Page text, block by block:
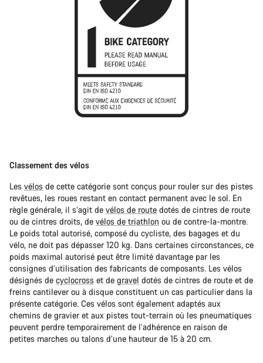
Classement des vélos
Les vélos de cette catégorie sont conçus pour rouler sur des pistes
revêtues, les roues restant en contact permanent avec le sol. En
règle générale, il s’agit de vélos de route dotés de cintres de route
ou de cintres droits, de vélos de triathlon ou de contre-la-montre.
Le poids total autorisé, composé du cycliste, des bagages et du
vélo, ne doit pas dépasser 120 kg. Dans certaines circonstances, ce
poids maximal autorisé peut être limité davantage par les
consignes d’utilisation des fabricants de composants. Les vélos
désignés de cyclocross et de gravel dotés de cintres de route et de
freins cantilever ou à disque constituent un cas particulier dans la
présente catégorie. Ces vélos sont également adaptés aux
chemins de gravier et aux pistes tout-terrain où les pneumatiques
peuvent perdre temporairement de l’adhérence en raison de
petites marches ou talons d’une hauteur de 15 à 20 cm.